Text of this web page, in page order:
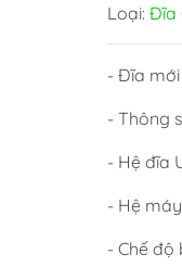
Loại: Đĩa
- Đĩa mới
- Thông
- Hệ đĩa
- Hệ
- Chế độ